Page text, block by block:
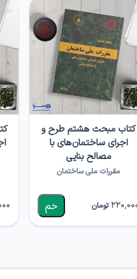
کتاب مبحث هشتم طرح و
اجرای ساختمان‌های با
مصالح بنایی
مقررات ملی ساختمان
تومان